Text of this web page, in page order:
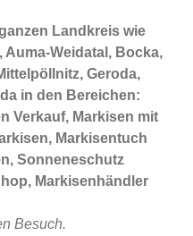
Landkreis wie
Weidatal, Bocka,
Geroda,
in den Bereichen:
Verkauf, Markisen mit
Markisentuch
Sonneneschutz
Markisenhändler
Besuch.